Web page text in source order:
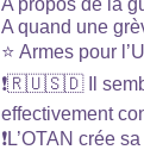
A quand une
⭐️ Armes pour
❗️🇷🇺🇸🇩 Il
effectivement
❗️L’OTAN crée